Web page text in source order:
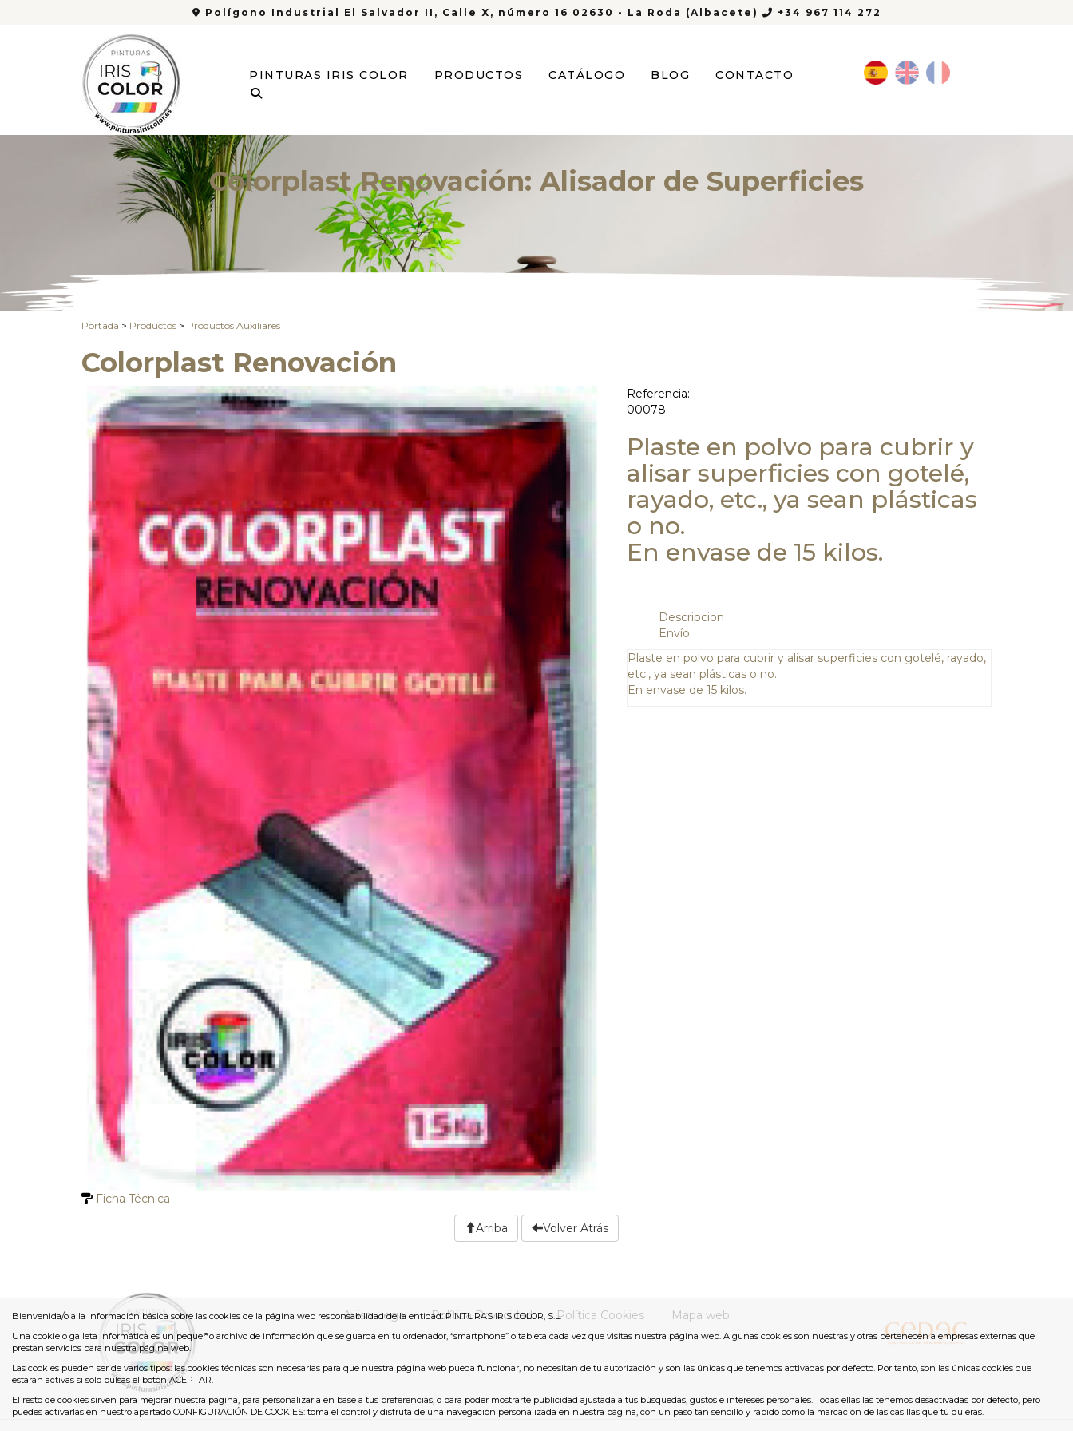
Polígono Industrial El Salvador II, Calle X, número 16 02630 - La Roda (Albacete) +34 967 114 272
PINTURAS IRIS COLOR PRODUCTOS CATÁLOGO BLOG CONTACTO
Colorplast Renovación: Alisador de Superficies
Portada > Productos > Productos Auxiliares
Colorplast Renovación
Referencia:
00078
Plaste en polvo para cubrir y
alisar superficies con gotelé,
rayado, etc., ya sean plásticas
o no.
En envase de 15 kilos.
Descripcion
Envío
Plaste en polvo para cubrir y alisar superficies con gotelé, rayado,
etc., ya sean plásticas o no.
En envase de 15 kilos.
Ficha Técnica
Arriba Volver Atrás
Aviso Legal Política Privacidad Política Cookies Mapa web
Bienvenida/o a la información básica sobre las cookies de la página web responsabilidad de la entidad: PINTURAS IRIS COLOR, S.L.
Una cookie o galleta informática es un pequeño archivo de información que se guarda en tu ordenador, “smartphone” o tableta cada vez que visitas nuestra página web. Algunas cookies son nuestras y otras pertenecen a empresas externas que
prestan servicios para nuestra página web.
Las cookies pueden ser de varios tipos: las cookies técnicas son necesarias para que nuestra página web pueda funcionar, no necesitan de tu autorización y son las únicas que tenemos activadas por defecto. Por tanto, son las únicas cookies que
estarán activas si solo pulsas el botón ACEPTAR.
El resto de cookies sirven para mejorar nuestra página, para personalizarla en base a tus preferencias, o para poder mostrarte publicidad ajustada a tus búsquedas, gustos e intereses personales. Todas ellas las tenemos desactivadas por defecto, pero
puedes activarlas en nuestro apartado CONFIGURACIÓN DE COOKIES: toma el control y disfruta de una navegación personalizada en nuestra página, con un paso tan sencillo y rápido como la marcación de las casillas que tú quieras.